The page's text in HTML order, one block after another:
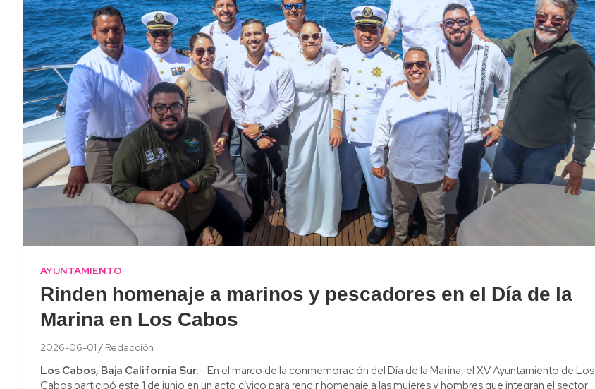
AYUNTAMIENTO
Rinden homenaje a marinos y pescadores en el Día de la
Marina en Los Cabos
2026-06-01 Redacción
Los Cabos, Baja California Sur.– En el marco de la conmemoración del Día de la Marina, el XV Ayuntamiento de Los
Cabos participó este 1 de junio en un acto cívico para rendir homenaje a las mujeres y hombres que integran el sector